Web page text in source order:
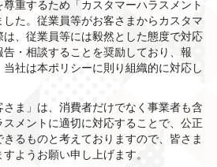
重するため「カスタマーハラスメント
た。従業員等がお客さまからカスタマ
、従業員等には毅然とした態度で対応
・相談することを奨励しており、報
社は本ポリシーに則り組織的に対応し
ま」は、消費者だけでなく事業者も含
メントに適切に対応することで、公正
るものと考えておりますので、皆さま
ようお願い申し上げます。